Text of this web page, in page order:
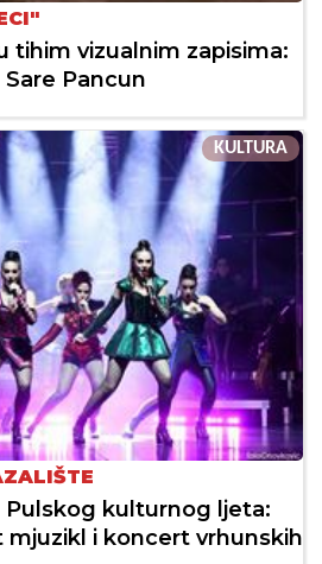
tihim vizualnim zapisima:
Pancun
KULTURA
kulturnog ljeta:
mjuzikl i koncert vrhunskih